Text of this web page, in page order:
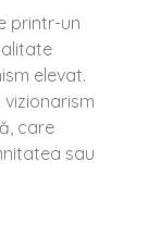
printr-un
elevat.
vizionarism
care
sau